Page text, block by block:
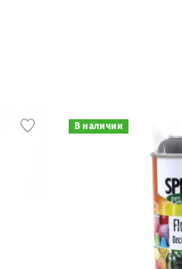
В наличии